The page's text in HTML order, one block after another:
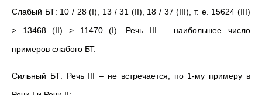
Слабый БТ: 10 / 28 (I), 13 / 31 (II), 18 / 37 (III), т. е. 15624 (III)
> 13468 (II) > 11470 (I). Речь III – наибольшее число
примеров слабого БТ.
Сильный БТ: Речь III – не встречается; по 1-му примеру в